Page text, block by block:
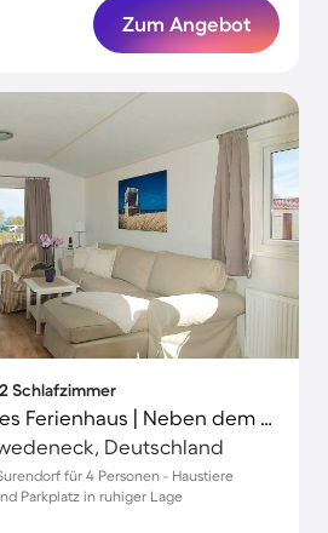
Zum Angebot
2 Schlafzimmer
Familienorientiertes Ferienhaus | Neben dem Strand | Hunde erlaubt
Deutschland
für 4 Personen - Haustiere
Parkplatz in ruhiger Lage